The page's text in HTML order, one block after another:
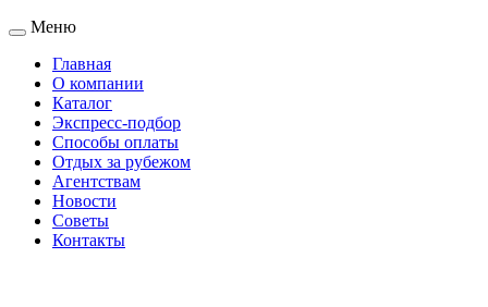
Меню
Главная
О компании
Каталог
Экспресс-подбор
Способы оплаты
Отдых за рубежом
Агентствам
Новости
Советы
Контакты